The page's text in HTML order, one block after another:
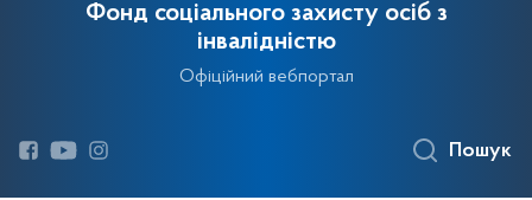
Фонд соціального захисту осіб з
інвалідністю
Офіційний вебпортал
Пошук